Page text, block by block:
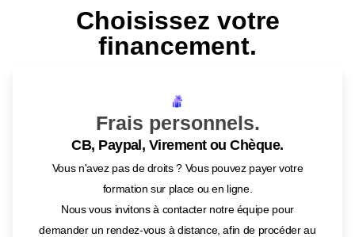
Choisissez votre
financement.
Frais personnels.
CB, Paypal, Virement ou Chèque.
Vous n'avez pas de droits ? Vous pouvez payer votre
formation sur place ou en ligne.
Nous vous invitons à contacter notre équipe pour
demander un rendez-vous à distance, afin de procéder au